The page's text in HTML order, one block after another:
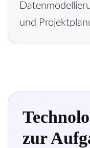
und
zur